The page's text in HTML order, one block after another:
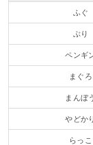
ふぐ
ぶり
ペンギ
まぐろ
まんぼう
やどか
らっこ